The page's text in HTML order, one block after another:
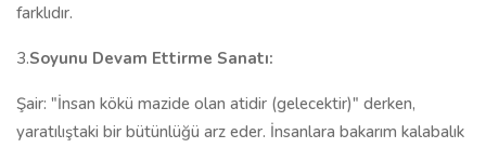
farklıdır.
3.Soyunu Devam Ettirme Sanatı:
Şair: "İnsan kökü mazide olan atidir (gelecektir)" derken,
yaratılıştaki bir bütünlüğü arz eder. İnsanlara bakarım kalabalık